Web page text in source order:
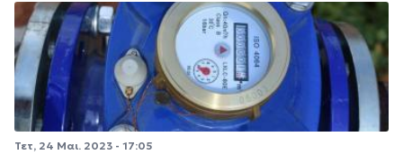
Τετ, 24 Μαι. 2023 - 17:05